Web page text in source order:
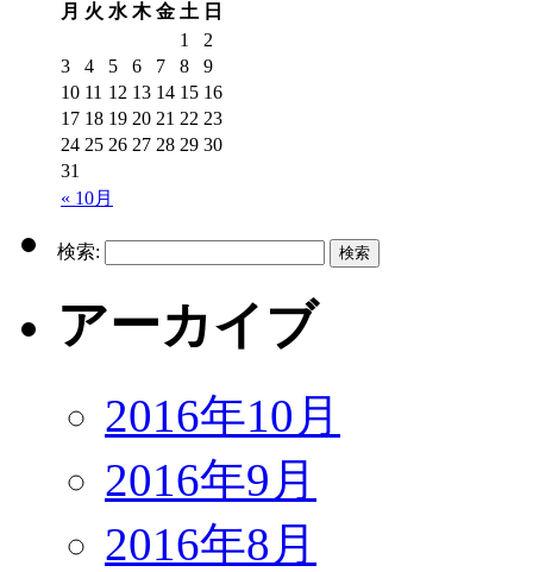
月 火 水 木 金 土 日
« 10月
1
2
3
4 5 6 7 8
9
10 11 12 13 14 15 16
17 18 19 20 21 22 23
24 25 26 27 28 29 30
31
検索:
アーカイブ
2016年10月
2016年9月
2016年8月